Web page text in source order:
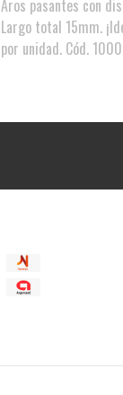
Aros pasantes con
Largo total 15mm.
por unidad. Cód.